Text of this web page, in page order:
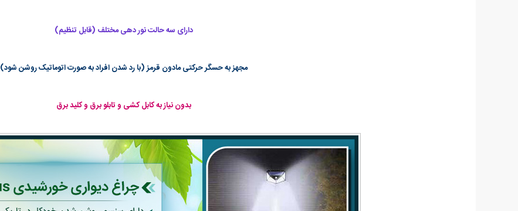
دارای سه حالت نور دهی مختلف (قابل تنظیم)
مجهز به حسگر حرکتی مادون قرمز (با رد شدن افراد به صورت اتوماتیک روشن شود)
بدون نیاز به کابل کشی و تابلو برق و کلید برق